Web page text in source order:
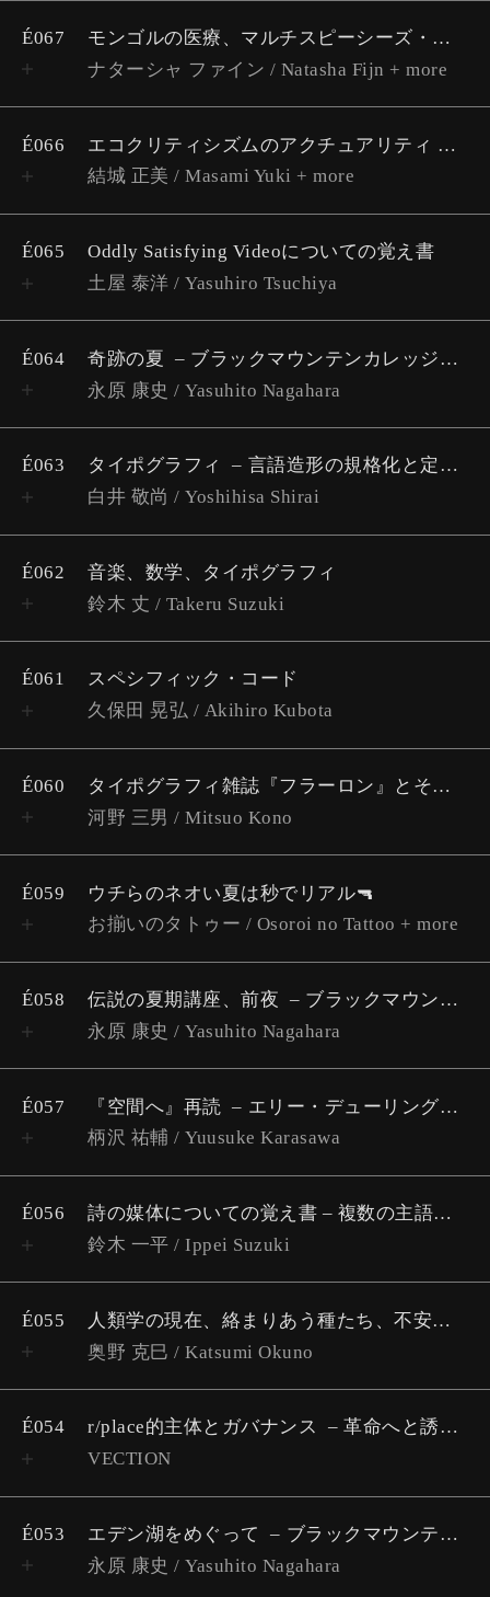
É067
モンゴルの医療、マルチスピーシーズ・ストーリーテリング、マルチモーダル人類学
ナターシャ ファイン / Natasha Fijn + more
É066 エコクリティシズムのアクチュアリティ
結城 正美 / Masami Yuki + more
É065
Oddly Satisfying Videoについての覚え書
土屋 泰洋 / Yasuhiro Tsuchiya
É064 奇跡の夏
ブラックマウンテンカレッジ考 #4
永原 康史 / Yasuhito Nagahara
É063 タイポグラフィ
言語造形の規格化と定数化の軌跡
白井 敬尚 / Yoshihisa Shirai
É062
音楽、数学、タイポグラフィ
鈴木 丈 / Takeru Suzuki
É061
スペシフィック・コード
久保田 晃弘 / Akihiro Kubota
É060
タイポグラフィ雑誌『フラーロン』とその影響
河野 三男 / Mitsuo Kono
É059
ウチらのネオい夏は秒でリアル🔫
お揃いのタトゥー / Osoroi no Tattoo + more
É058 伝説の夏期講座、前夜
ブラックマウンテンカレッジ考 #3
永原 康史 / Yasuhito Nagahara
É057 『空間へ』再読
エリー・デューリングの「プロトタイプ論」の視点からみた磯崎新の「プロセス・プランニング論」
柄沢 祐輔 / Yuusuke Karasawa
É056
詩の媒体についての覚え書 – 複数の主語的統合が織りなす制作的空間
鈴木 一平 / Ippei Suzuki
É055
人類学の現在、絡まりあう種たち、不安定な「種」
奥野 克巳 / Katsumi Okuno
É054 r/place的主体とガバナンス
革命へと誘うブロックチェーンとインターフェイス
VECTION
É053 エデン湖をめぐって
ブラックマウンテンカレッジ考 #2
永原 康史 / Yasuhito Nagahara